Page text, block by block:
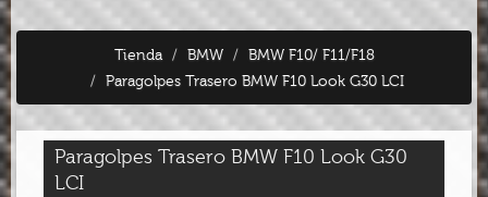
Tienda BMW
BMW F10/ F11/F18
Paragolpes Trasero BMW F10 Look G30 LCI
Paragolpes Trasero BMW F10 Look G30
LCI